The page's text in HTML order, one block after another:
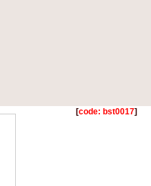
[code: bst0017]